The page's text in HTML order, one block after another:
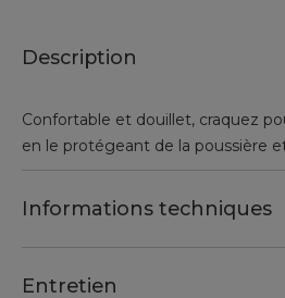
Description
Confortable et douillet, craquez
en le protégeant de la poussière
Informations techniques
Entretien